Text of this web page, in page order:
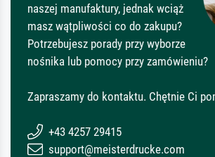
naszej manufaktury, jednak wciąż
masz wątpliwości co do zakupu?
Potrzebujesz porady przy wyborze
nośnika lub pomocy przy zamówieniu?
Zapraszamy do kontaktu. Chętnie Ci
+43 4257 29415
support@meisterdrucke.com